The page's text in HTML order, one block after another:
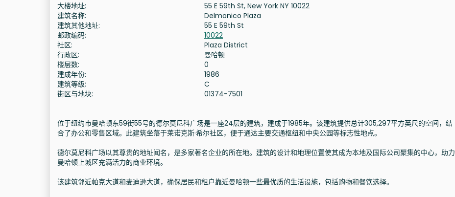
大楼地址:
55 E 59th St, New York NY 10022
建筑名称:
Delmonico Plaza
建筑其他地址:
55 E 59th St
邮政编码:
10022
社区:
Plaza District
行政区:
曼哈顿
楼层数:
0
建成年份:
1986
建筑等级:
C
街区与地块:
01374-7501
位于纽约市曼哈顿东59街55号的德尔莫尼科广场是一座24层的建筑，建成于1985年。该建筑提供总计305,297平方英尺的空间，结
合了办公和零售区域。此建筑坐落于莱诺克斯·希尔社区，便于通达主要交通枢纽和中央公园等标志性地点。
德尔莫尼科广场以其尊贵的地址闻名，是多家著名企业的所在地。建筑的设计和地理位置使其成为本地及国际公司聚集的中心，助力
曼哈顿上城区充满活力的商业环境。
该建筑邻近帕克大道和麦迪逊大道，确保居民和租户靠近曼哈顿一些最优质的生活设施，包括购物和餐饮选择。